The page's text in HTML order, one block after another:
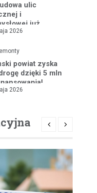
ulic
i
już
2026
powiat zyska
dzięki 5 mln
2026